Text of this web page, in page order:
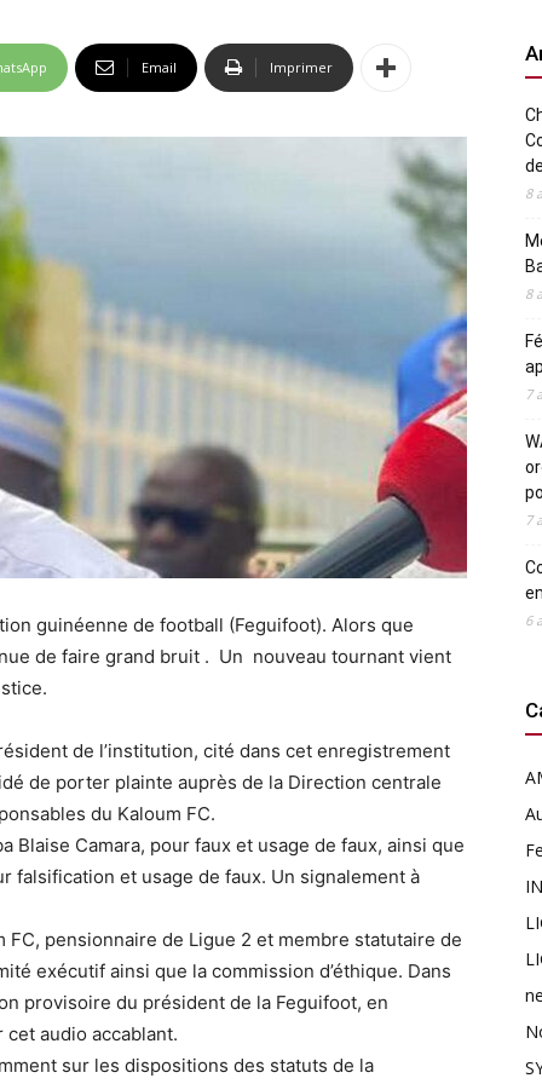
Email Imprimer
guinéenne de football (Feguifoot). Alors que
de faire grand bruit . Un nouveau tournant vient
de l’institution, cité dans cet enregistrement
de porter plainte auprès de la Direction centrale
du Kaloum FC.
Blaise Camara, pour faux et usage de faux, ainsi que
falsification et usage de faux. Un signalement à
FC, pensionnaire de Ligue 2 et membre statutaire de
exécutif ainsi que la commission d’éthique. Dans
provisoire du président de la Feguifoot, en
audio accablant.
sur les dispositions des statuts de la
8
8
7
7
6